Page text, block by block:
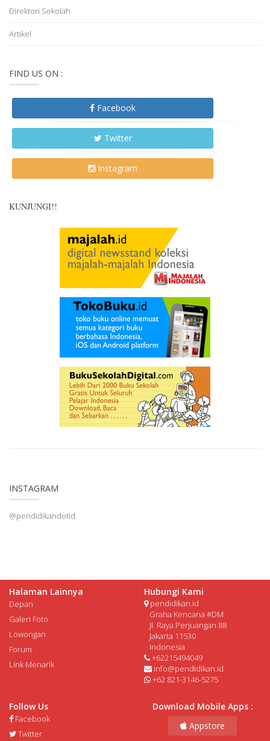
Direktori Sekolah
Artikel
FIND US ON :
Facebook
Twitter
Instagram
KUNJUNGI!!
INSTAGRAM
@pendidikandotid
Halaman Lainnya
Depan
Galeri Foto
Lowongan
Forum
Link Menarik
Hubungi Kami
pendidikan.id
Graha Kencana #DM
Jl. Raya Perjuangan 88
Jakarta 11530
Indonesia
+62215494049
info@pendidikan.id
+62 821-3146-5275
Follow Us
Facebook
Twitter
Download Mobile Apps :
Appstore